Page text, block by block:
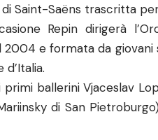
Saint-Saëns trascritta
Repin dirigerà
2004 e formata da
ballerini Vjaceslav
di San